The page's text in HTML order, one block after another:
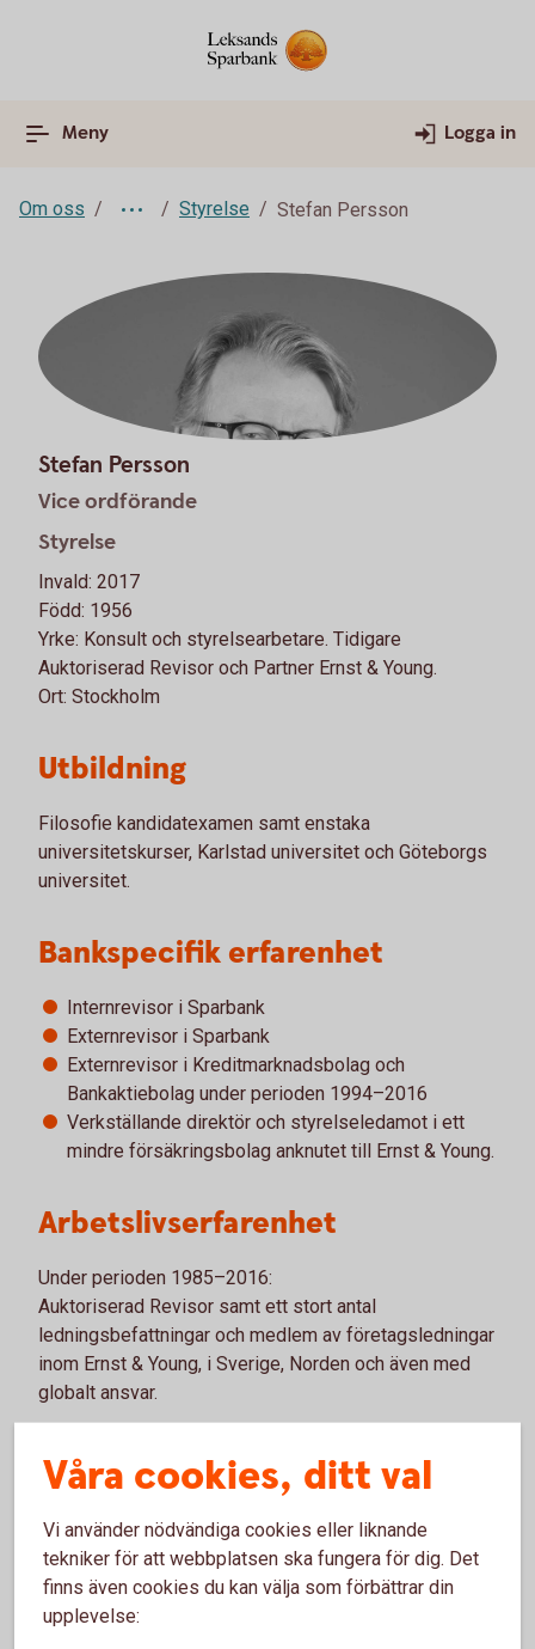
Meny Logga in
Om oss Styrelse Stefan Persson
Stefan Persson
Vice ordförande
Styrelse
Invald: 2017
Född: 1956
Yrke: Konsult och styrelsearbetare. Tidigare
Auktoriserad Revisor och Partner Ernst & Young.
Ort: Stockholm
Utbildning
Filosofie kandidatexamen samt enstaka
universitetskurser, Karlstad universitet och Göteborgs
universitet.
Bankspecifik erfarenhet
Internrevisor i Sparbank
Externrevisor i Sparbank
Externrevisor i Kreditmarknadsbolag och
Bankaktiebolag under perioden 1994–2016
Verkställande direktör och styrelseledamot i ett
mindre försäkringsbolag anknutet till Ernst & Young.
Arbetslivserfarenhet
Under perioden 1985–2016:
Auktoriserad Revisor samt ett stort antal
ledningsbefattningar och medlem av företagsledningar
inom Ernst & Young, i Sverige, Norden och även med
globalt ansvar.
Andra väsentliga uppdrag
Styrelseledamot i Nya NWT-Gruppen AB samt
dotterbolagen Nya Wermlandstidningens Invest AB,
NWT Distribution AB och NWT Media AB.
Polaris Media ASA.
Våra cookies, ditt val
Vi använder nödvändiga cookies eller liknande
tekniker för att webbplatsen ska fungera för dig. Det
finns även cookies du kan välja som förbättrar din
upplevelse: